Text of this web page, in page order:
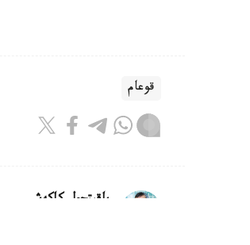
قوعام
باقىتجول كاكەش